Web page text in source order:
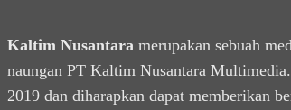
Kaltim Nusantara merupakan sebuah
naungan PT Kaltim Nusantara
2019 dan diharapkan dapat memberikan